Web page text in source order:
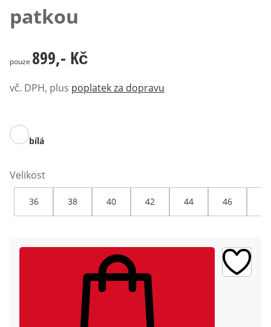
patkou
899,- Kč
pouze 899,- Kč
vč. DPH, plus poplatek za dopravu
bílá
Velikost
36 38 40 42 44 46